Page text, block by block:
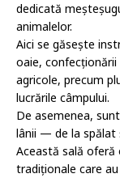
dedicată
animalelor.
Aici se găsește
oaie,
agricole, precum
lucrările câmpului.
De asemenea,
lânii — de la spălat
Această sală
tradiționale care